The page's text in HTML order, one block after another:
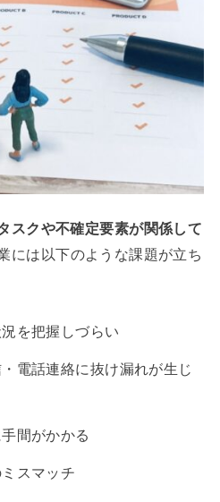
スクや不確定要素が関係して
には以下のような課題が立ち
を把握しづらい
電話連絡に抜け漏れが生じ
間がかかる
スマッチ